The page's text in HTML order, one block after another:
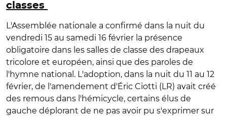
classes
L'Assemblée nationale a confirmé dans la nuit du
vendredi 15 au samedi 16 février la présence
obligatoire dans les salles de classe des drapeaux
tricolore et européen, ainsi que des paroles de
l'hymne national. L'adoption, dans la nuit du 11 au 12
février, de l'amendement d'Éric Ciotti (LR) avait créé
des remous dans l'hémicycle, certains élus de
gauche déplorant de ne pas avoir pu s'exprimer sur